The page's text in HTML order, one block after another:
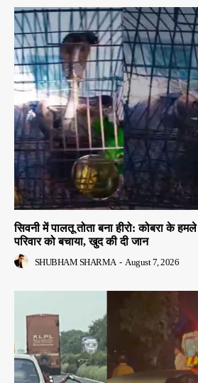
सिवनी में पालतू तोता बना हीरो: कोबरा के
परिवार को बचाया, खुद की दी जान
SHUBHAM SHARMA - August 7, 2026